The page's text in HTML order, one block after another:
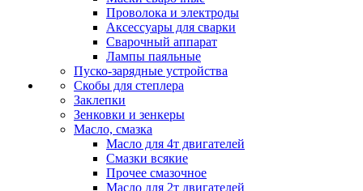
Проволока и электроды
Аксессуары для сварки
Сварочный аппарат
Лампы паяльные
Пуско-зарядные устройства
Скобы для степлера
Заклепки
Зенковки и зенкеры
Масло, смазка
Масло для 4т двигателей
Смазки всякие
Прочее смазочное
Масло для 2т двигателей